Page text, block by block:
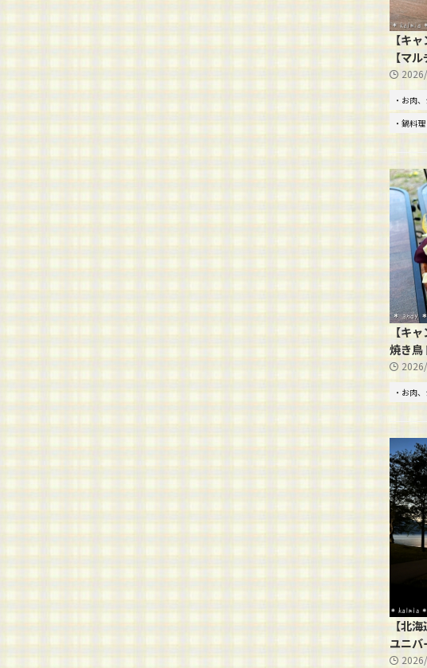
【キャ
【マ
・お肉
・鍋料理
【キ
焼き鳥
・お肉
【北
ユニバ